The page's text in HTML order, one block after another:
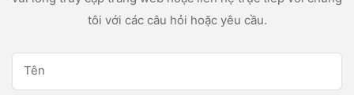
tôi với các câu hỏi hoặc yêu cầu.
Tên